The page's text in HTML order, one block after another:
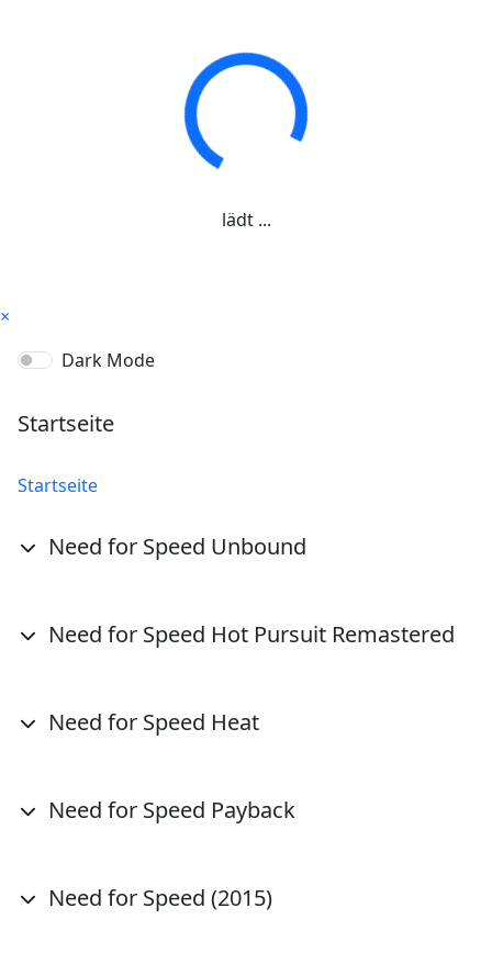
lädt ...
×
Dark Mode
Startseite
Startseite
Need for Speed Unbound
Need for Speed Hot Pursuit Remastered
Need for Speed Heat
Need for Speed Payback
Need for Speed (2015)